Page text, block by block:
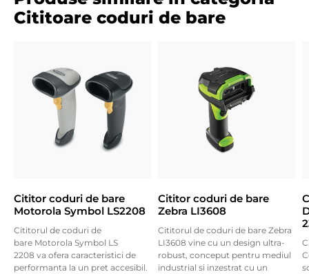
Cititoare coduri de bare
Cititor coduri de bare
Motorola Symbol LS2208
Cititorul de coduri de
bare Motorola Symbol LS
2208 va ofera caracteristici de
performanta la un pret accesibil.
Cititor coduri de bare
Zebra LI3608
Cititorul de coduri de bare Zebra
LI3608 vine cu un design ultra-
robust, conceput pentru mediul
industrial si inzestrat cu un